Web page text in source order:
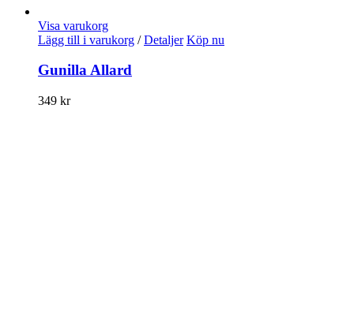
Visa varukorg
Lägg till i varukorg / Detaljer Köp nu
Gunilla Allard
349 kr